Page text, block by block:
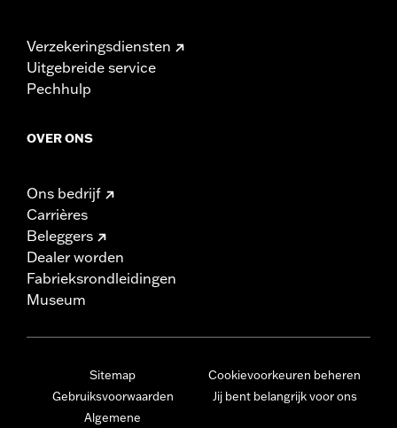
Verzekeringsdiensten
Uitgebreide service
Pechhulp
OVER ONS
Ons bedrijf
Carrières
Beleggers
Dealer worden
Fabrieksrondleidingen
Museum
Sitemap
Gebruiksvoorwaarden
Algemene
Cookievoorkeuren beheren
Jij bent belangrijk voor ons